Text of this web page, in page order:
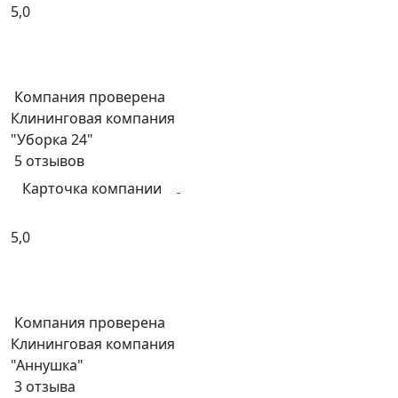
5,0
Компания проверена
Клининговая компания
"Уборка 24"
5 отзывов
Карточка компании
5,0
Компания проверена
Клининговая компания
"Аннушка"
3 отзыва